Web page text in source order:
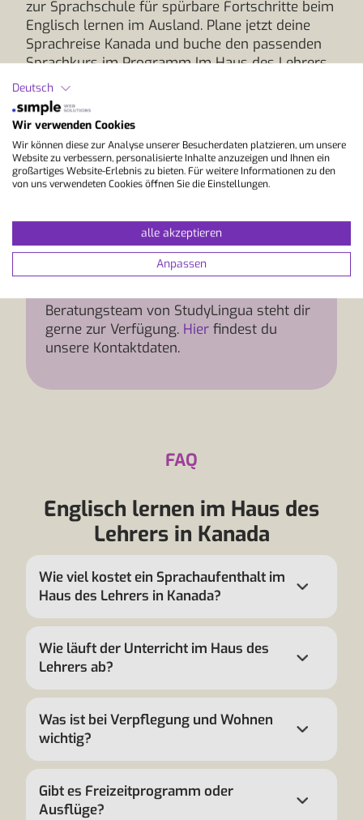
zur Sprachschule für spürbare Fortschritte beim
Englisch lernen im Ausland. Plane jetzt deine
Sprachreise Kanada und buche den passenden
Sprachkurs im Programm Im Haus des Lehrers.
Info und Beratung
Hast du Fragen zum Programmverlauf,
Beratungsteam von StudyLingua steht dir
gerne zur Verfügung. Hier findest du
unsere Kontaktdaten.
FAQ
Englisch lernen im Haus des
Lehrers in Kanada
Wie viel kostet ein Sprachaufenthalt im
Haus des Lehrers in Kanada?
Wie läuft der Unterricht im Haus des
Lehrers ab?
Was ist bei Verpflegung und Wohnen
wichtig?
Gibt es Freizeitprogramm oder
Ausflüge?
Deutsch
Wir verwenden Cookies
Wir können diese zur Analyse unserer Besucherdaten platzieren, um unsere
Website zu verbessern, personalisierte Inhalte anzuzeigen und Ihnen ein
großartiges Website-Erlebnis zu bieten. Für weitere Informationen zu den
von uns verwendeten Cookies öffnen Sie die Einstellungen.
alle akzeptieren
Anpassen